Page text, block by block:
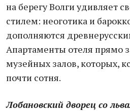
на берегу Волги удивляет
стилем: неоготика и
дополняются
Апартаменты отеля прямо
музейных залов, которых,
почти сотня.
Лобановский дворец со